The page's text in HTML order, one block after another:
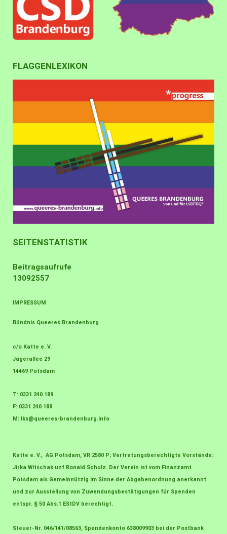
FLAGGENLEXIKON
SEITENSTATISTIK
Beitragsaufrufe
13092557
IMPRESSUM
Bündnis Queeres Brandenburg
c/o Katte e. V.
Jägerallee 29
14469 Potsdam
T: 0331 240 189
F: 0331 240 188
M:
lks@queeres-brandenburg.info
Katte e. V., AG Potsdam, VR 2580 P; Vertretungsberechtigte Vorstände:
Jirka Witschak unf Ronald Schulz. Der Verein ist vom Finanzamt
Potsdam als Gemeinnützig im Sinne der Abgabenordnung anerkannt
und zur Ausstellung von Zuwendungsbestätigungen für Spenden
entspr. § 50 Abs.1 EStDV berechtigt.
Steuer-Nr. 046/141/08563, Spendenkonto 638009903 bei der Postbank